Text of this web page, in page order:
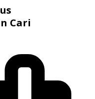
Cari